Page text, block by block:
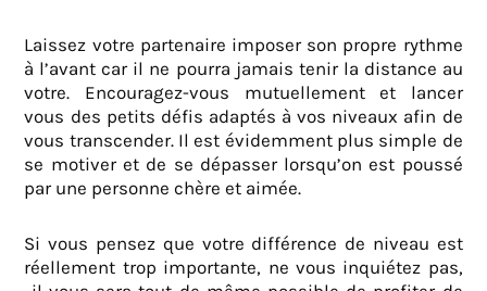
Laissez votre partenaire imposer son propre rythme
à l’avant car il ne pourra jamais tenir la distance au
votre. Encouragez-vous mutuellement et lancer
vous des petits défis adaptés à vos niveaux afin de
vous transcender. Il est évidemment plus simple de
se motiver et de se dépasser lorsqu’on est poussé
par une personne chère et aimée.
Si vous pensez que votre différence de niveau est
réellement trop importante, ne vous inquiétez pas,